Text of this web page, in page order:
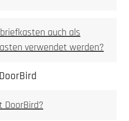
Beständigkeit
als Laserbeschriftung, dafür
auch als
verwendet werden?
DoorBird